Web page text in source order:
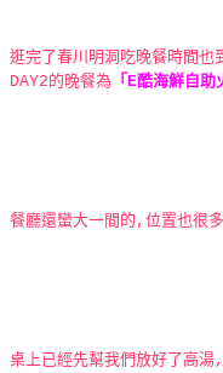
逛完了春川明洞吃晚餐時間
DAY2的晚餐為 「E酷海鮮自助
餐廳還蠻大一間的,位置也很
桌上已經先幫我們放好了高